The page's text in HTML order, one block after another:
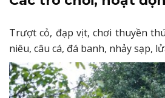
Trượt cỏ, đạp vịt, chơi thuyền
niêu, câu cá, đá banh, nhảy sạp,